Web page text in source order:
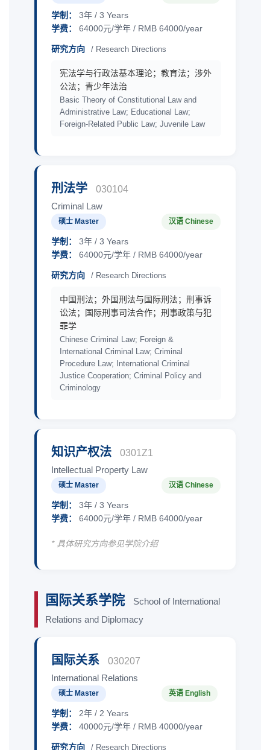
学制：
3年 / 3 Years
学费：
64000元/学年 / RMB 64000/year
研究方向 / Research Directions
宪法学与行政法基本理论；教育法；涉外
公法；青少年法治
Basic Theory of Constitutional Law and
Administrative Law; Educational Law;
Foreign-Related Public Law; Juvenile Law
刑法学
030104
Criminal Law
硕士 Master 汉语 Chinese
学制：
3年 / 3 Years
学费：
64000元/学年 / RMB 64000/year
研究方向 / Research Directions
中国刑法；外国刑法与国际刑法；刑事诉
讼法；国际刑事司法合作；刑事政策与犯
罪学
Chinese Criminal Law; Foreign &
International Criminal Law; Criminal
Procedure Law; International Criminal
Justice Cooperation; Criminal Policy and
Criminology
知识产权法
0301Z1
Intellectual Property Law
硕士 Master 汉语 Chinese
学制：
3年 / 3 Years
学费：
64000元/学年 / RMB 64000/year
* 具体研究方向参见学院介绍
国际关系学院
School of International
Relations and Diplomacy
国际关系
030207
International Relations
硕士 Master 英语 English
学制：
2年 / 2 Years
学费：
40000元/学年 / RMB 40000/year
研究方向 / Research Directions